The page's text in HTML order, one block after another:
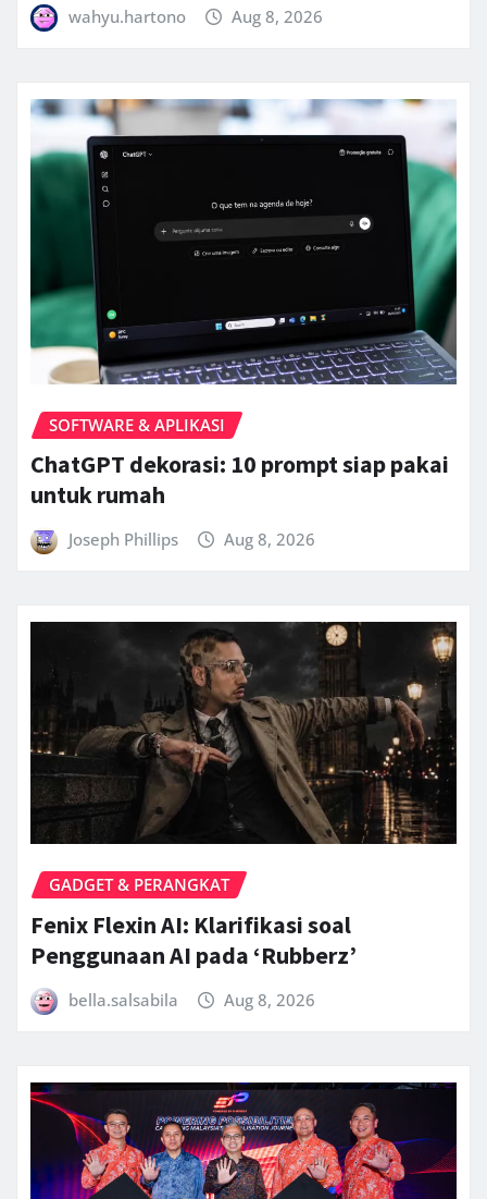
wahyu.hartono Aug 8, 2026
SOFTWARE & APLIKASI
ChatGPT dekorasi: 10 prompt siap pakai
untuk rumah
Joseph Phillips Aug 8, 2026
GADGET & PERANGKAT
Fenix Flexin AI: Klarifikasi soal
Penggunaan AI pada ‘Rubberz’
bella.salsabila Aug 8, 2026